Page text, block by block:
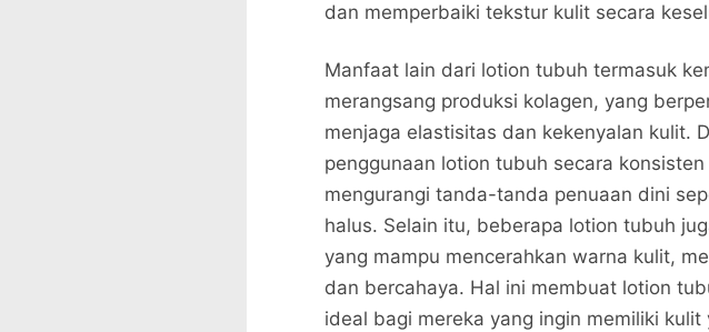
dan memperbaiki tekstur kulit secara
Manfaat lain dari lotion tubuh termasuk
merangsang produksi kolagen, yang
menjaga elastisitas dan kekenyalan kulit.
penggunaan lotion tubuh secara
mengurangi tanda-tanda penuaan dini
halus. Selain itu, beberapa lotion tubuh
yang mampu mencerahkan warna kulit,
dan bercahaya. Hal ini membuat lotion
ideal bagi mereka yang ingin memiliki